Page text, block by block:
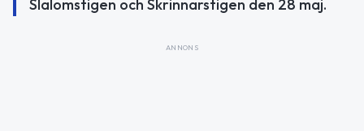
Slalomstigen och Skrinnarstigen den 28 maj.
ANNONS